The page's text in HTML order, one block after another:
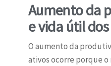
Aumento da
e vida útil
O aumento da
ativos ocorre porque o